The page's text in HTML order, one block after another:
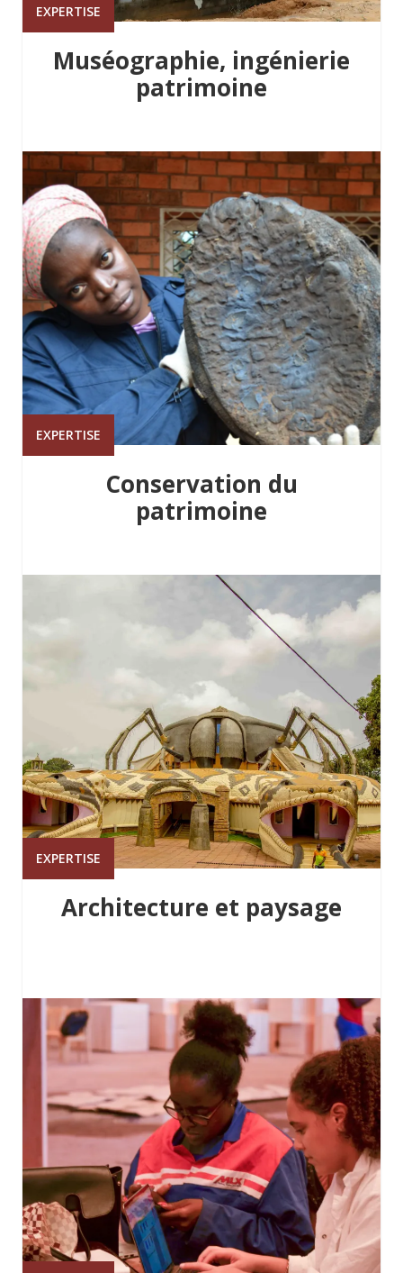
EXPERTISE
Muséographie, ingénierie
patrimoine
EXPERTISE
Conservation du
patrimoine
EXPERTISE
Architecture et paysage